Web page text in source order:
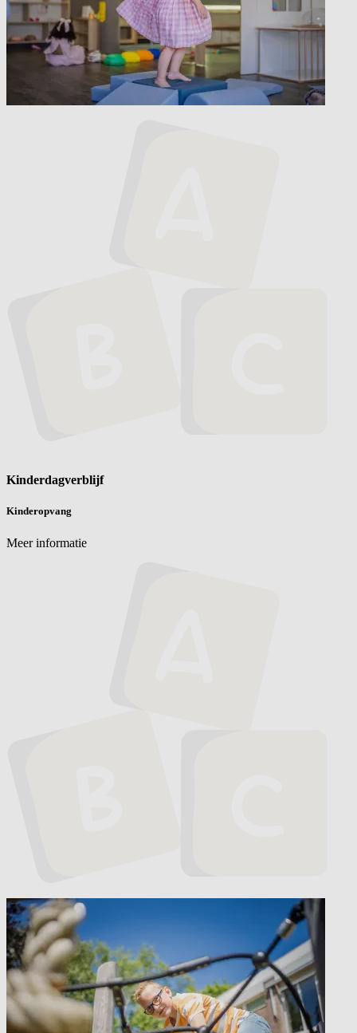
Kinderdagverblijf
Kinderopvang
Meer informatie